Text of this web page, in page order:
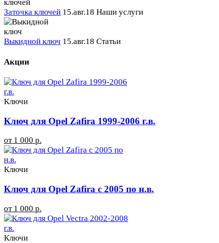
Заточка ключей 15.авг.18 Наши услуги
Выкидной ключ 15.авг.18 Статьи
Акции
Ключи
Ключ для Opel Zafira 1999-2006 г.в.
от 1 000 р.
Ключи
Ключ для Opel Zafira с 2005 по н.в.
от 1 000 р.
Ключи